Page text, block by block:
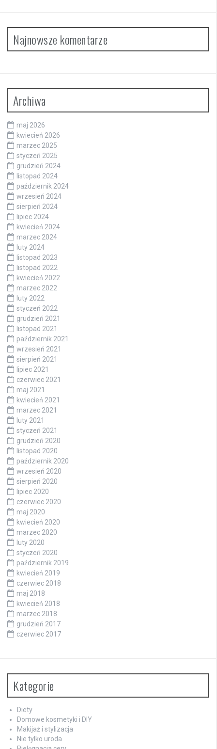
Najnowsze komentarze
Archiwa
maj 2026
kwiecień 2026
marzec 2025
styczeń 2025
grudzień 2024
listopad 2024
październik 2024
wrzesień 2024
sierpień 2024
lipiec 2024
kwiecień 2024
marzec 2024
luty 2024
listopad 2023
listopad 2022
kwiecień 2022
marzec 2022
luty 2022
styczeń 2022
grudzień 2021
listopad 2021
październik 2021
wrzesień 2021
sierpień 2021
lipiec 2021
czerwiec 2021
maj 2021
kwiecień 2021
marzec 2021
luty 2021
styczeń 2021
grudzień 2020
listopad 2020
październik 2020
wrzesień 2020
sierpień 2020
lipiec 2020
czerwiec 2020
maj 2020
kwiecień 2020
marzec 2020
luty 2020
styczeń 2020
październik 2019
kwiecień 2019
czerwiec 2018
maj 2018
kwiecień 2018
marzec 2018
grudzień 2017
czerwiec 2017
Kategorie
Diety
Domowe kosmetyki i DIY
Makijaż i stylizacja
Nie tylko uroda